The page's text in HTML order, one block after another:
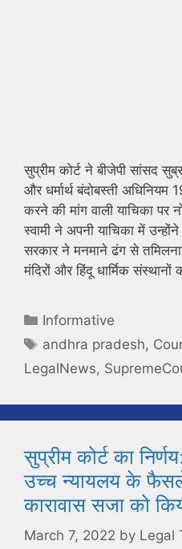
सुप्रीम कोर्ट ने बीजेपी सांसद
और धर्मार्थ बंदोबस्ती
करने की मांग वाली याचिका पर
स्वामी ने अपनी याचिका में
सरकार ने मनमाने ढंग से
मंदिरों और हिंदू धार्मिक संस्थानों
Categories
Informative
Tags
andhra pradesh,
LegalNews,
सुप्रीम कोर्ट का
उच्च न्यायलय के
कारावास सजा को
March 7, 2022 by Legal